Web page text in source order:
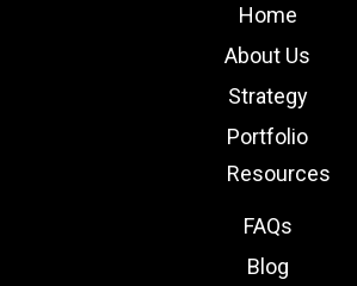
Home
About Us
Strategy
Portfolio
Resources
FAQs
Blog